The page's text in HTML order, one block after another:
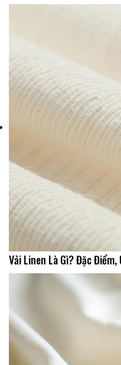
Vải Linen Là Gì? Đặc